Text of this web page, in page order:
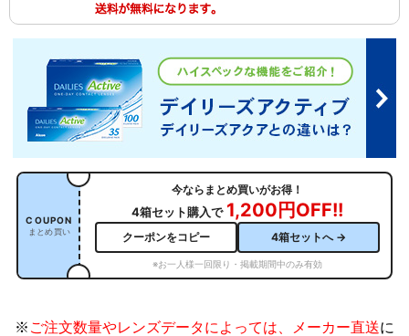
COUPON
まとめ買い
今ならまとめ買いがお得！
4箱セット購入で 1,200円OFF!!
クーポンをコピー 4箱セットへ →
※お一人様一回限り・掲載期間中のみ有効
※ ご注文数量やレンズデータによっては、メーカー直送に